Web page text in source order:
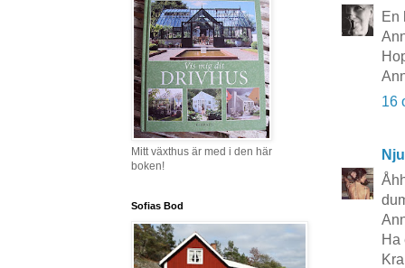
En
16
Ha
Mitt växthus är med i den här
boken!
Sofias Bod